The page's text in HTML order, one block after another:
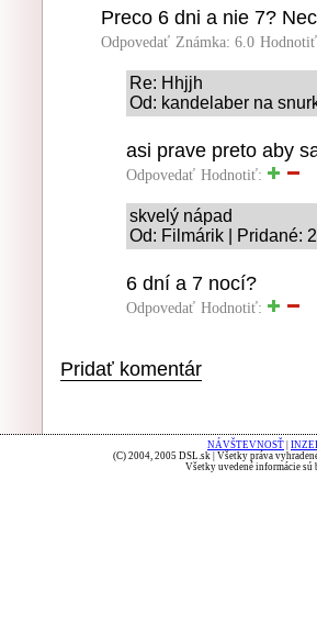
Preco 6 dni a nie 7?
Odpovedať Známka: 6.0
Re: Hhjjh
Od: kandelaber na
asi prave preto aby
Odpovedať Hodnotiť:
skvelý nápad
Od: Filmárik | Pridané:
6 dní a 7 nocí?
Odpovedať Hodnotiť:
Pridať komentár
NÁVŠTEVNOSŤ
(C) 2004, 2005 DSL.sk | Všetky práva
Všetky uvedené informácie sú